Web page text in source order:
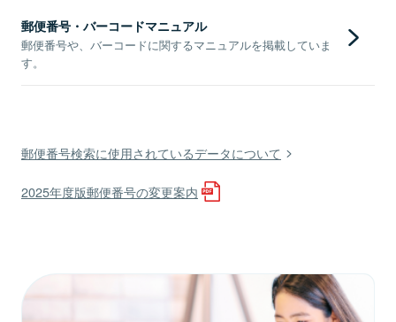
郵便番号・バーコードマニュアル
郵便番号や、バーコードに関するマニュアルを掲載していま
す。
郵便番号検索に使用されているデータについて
2025年度版郵便番号の変更案内